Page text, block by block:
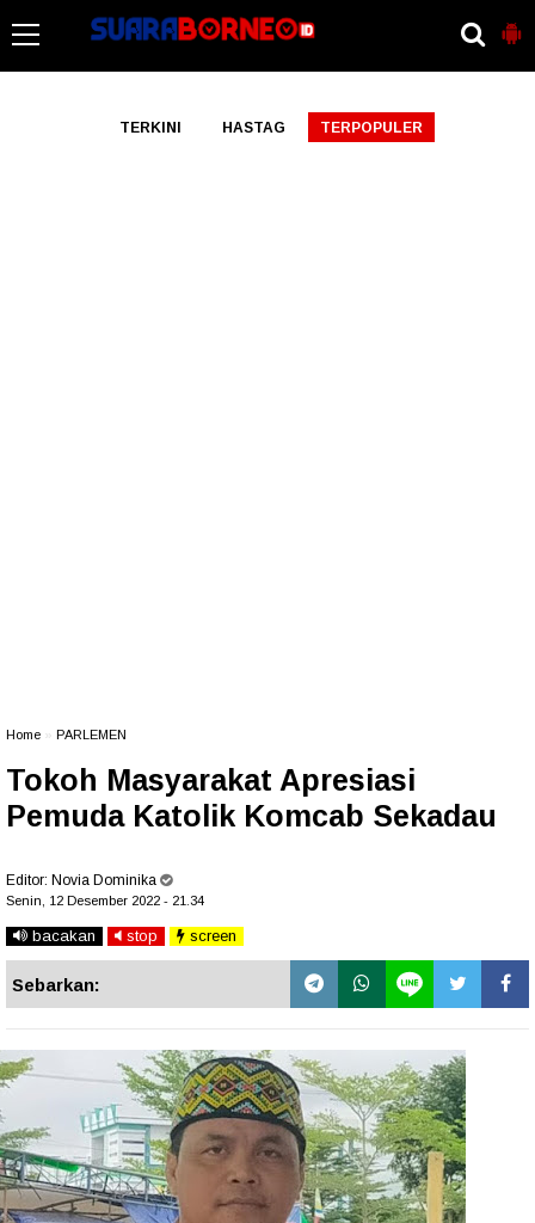
TERKINI HASTAG TERPOPULER
Home PARLEMEN
Tokoh Masyarakat Apresiasi
Pemuda Katolik Komcab Sekadau
Editor: Novia Dominika
Senin, 12 Desember 2022 - 21.34
bacakan stop screen
Sebarkan: